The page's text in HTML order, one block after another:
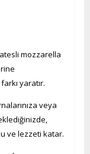
mozzarella
yaratır.
veya
ve lezzeti katar.